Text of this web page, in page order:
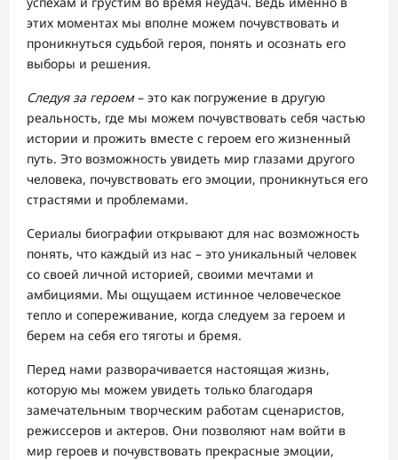
этих моментах мы вполне можем почувствовать и
проникнуться судьбой героя, понять и осознать его
выборы и решения.
Следуя за героем– это как погружение в другую
реальность, где мы можем почувствовать себя частью
истории и прожить вместе с героем его жизненный
путь. Это возможность увидеть мир глазами другого
человека, почувствовать его эмоции, проникнуться его
страстями и проблемами.
Сериалы биографии открывают для нас возможность
понять, что каждый из нас – это уникальный человек
со своей личной историей, своими мечтами и
амбициями. Мы ощущаем истинное человеческое
тепло и сопереживание, когда следуем за героем и
берем на себя его тяготы и бремя.
Перед нами разворачивается настоящая жизнь,
которую мы можем увидеть только благодаря
замечательным творческим работам сценаристов,
режиссеров и актеров. Они позволяют нам войти в
мир героев и почувствовать прекрасные эмоции,